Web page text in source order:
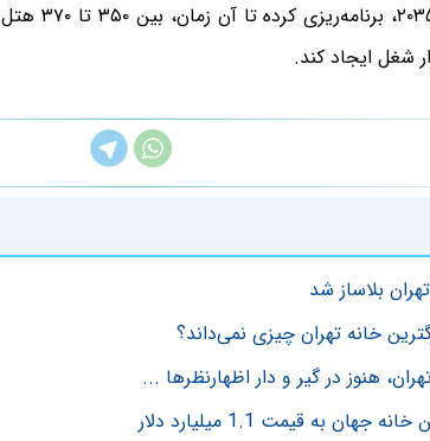
بلاساز شد
خانه تهران چیزی نمی‌داند؟
هنوز در گیر و دار اظهارنظرها ...
به قیمت 1.1 میلیارد دلار